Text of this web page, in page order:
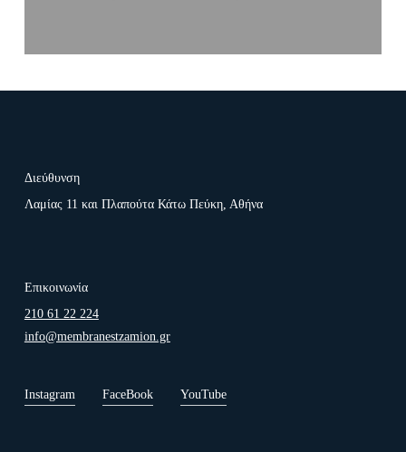
Διεύθυνση
Λαμίας 11 και Πλαπούτα Κάτω Πεύκη, Αθήνα
Επικοινωνία
210 61 22 224
info@membranestzamion.gr
Instagram FaceBook YouTube